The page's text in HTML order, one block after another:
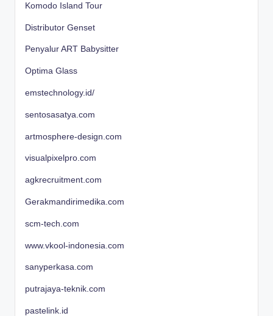
Komodo Island Tour
Distributor Genset
Penyalur ART Babysitter
Optima Glass
emstechnology.id/
sentosasatya.com
artmosphere-design.com
visualpixelpro.com
agkrecruitment.com
Gerakmandirimedika.com
scm-tech.com
www.vkool-indonesia.com
sanyperkasa.com
putrajaya-teknik.com
pastelink.id